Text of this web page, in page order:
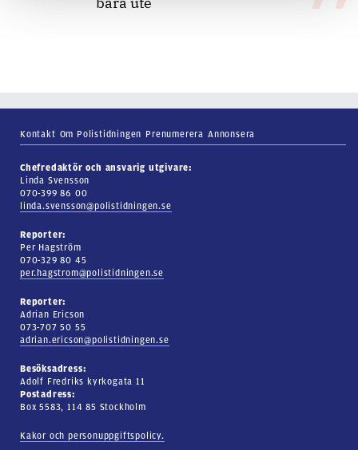
Kontakt Om Polistidningen Prenumerera Annonsera
Chefredaktör och ansvarig utgivare:
Linda Svensson
070-399 86 00
linda.svensson@polistidningen.se
Reporter:
Per Hagström
070-329 80 45
per.hagstrom@polistidningen.se
Reporter:
Adrian Ericson
073-707 50 55
adrian.ericson@polistidningen.se
Besöksadress:
Adolf Fredriks kyrkogata 11
Postadress:
Box 5583, 114 85 Stockholm
Kakor och personuppgiftspolicy.